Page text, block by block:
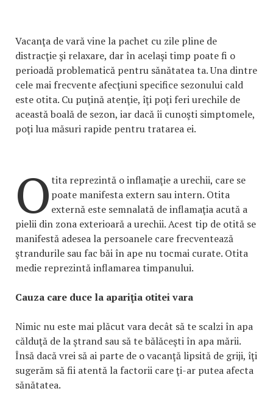
Vacanţa de vară vine la pachet cu zile pline de
distracţie şi relaxare, dar în acelaşi timp poate fi o
perioadă problematică pentru sănătatea ta. Una dintre
cele mai frecvente afecţiuni specifice sezonului cald
este otita. Cu puţină atenţie, îţi poţi feri urechile de
această boală de sezon, iar dacă îi cunoşti simptomele,
poţi lua măsuri rapide pentru tratarea ei.
Otita reprezintă o inflamaţie a urechii, care se
poate manifesta extern sau intern. Otita
externă este semnalată de inflamaţia acută a
pielii din zona exterioară a urechii. Acest tip de otită se
manifestă adesea la persoanele care frecventează
ştrandurile sau fac băi în ape nu tocmai curate. Otita
medie reprezintă inflamarea timpanului.
Cauza care duce la apariţia otitei vara
Nimic nu este mai plăcut vara decât să te scalzi în apa
călduţă de la ştrand sau să te bălăceşti în apa mării.
Însă dacă vrei să ai parte de o vacanţă lipsită de griji, îţi
sugerăm să fii atentă la factorii care ţi-ar putea afecta
sănătatea.